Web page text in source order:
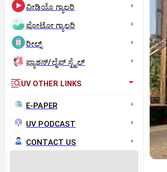
ವೀಡಿಯೊ ಗ್ಯಾಲರಿ
ಫೋಟೋ ಗ್ಯಾಲರಿ
ರೀಲ್ಸ್
ಫ್ಯಾಶನ್/ಲೈಫ್‌ ಸ್ಟೈಲ್
UV OTHER LINKS
E-PAPER
UV PODCAST
CONTACT US